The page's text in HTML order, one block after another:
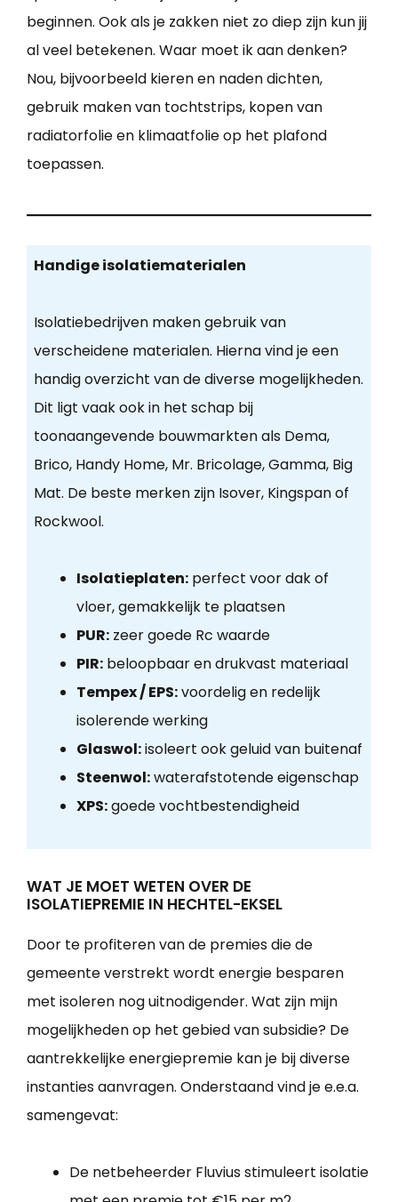
beginnen. Ook als je zakken niet zo diep zijn kun jij
al veel betekenen. Waar moet ik aan denken?
Nou, bijvoorbeeld kieren en naden dichten,
gebruik maken van tochtstrips, kopen van
radiatorfolie en klimaatfolie op het plafond
toepassen.
Handige isolatiematerialen
Isolatiebedrijven maken gebruik van
verscheidene materialen. Hierna vind je een
handig overzicht van de diverse mogelijkheden.
Dit ligt vaak ook in het schap bij
toonaangevende bouwmarkten als Dema,
Brico, Handy Home, Mr. Bricolage, Gamma, Big
Mat. De beste merken zijn Isover, Kingspan of
Rockwool.
Isolatieplaten:perfect voor dak of
vloer, gemakkelijk te plaatsen
PUR:zeer goede Rc waarde
PIR:beloopbaar en drukvast materiaal
Tempex / EPS:voordelig en redelijk
isolerende werking
Glaswol:isoleert ook geluid van buitenaf
Steenwol:waterafstotende eigenschap
XPS:goede vochtbestendigheid
WAT JE MOET WETEN OVER DE
ISOLATIEPREMIE IN HECHTEL-EKSEL
Door te profiteren van de premies die de
gemeente verstrekt wordt energie besparen
met isoleren nog uitnodigender. Wat zijn mijn
mogelijkheden op het gebied van subsidie? De
aantrekkelijke energiepremie kan je bij diverse
instanties aanvragen. Onderstaand vind je e.e.a.
samengevat:
De netbeheerder Fluvius stimuleert isolatie